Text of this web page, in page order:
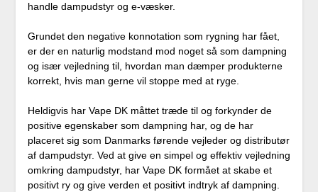
handle dampudstyr og e-væsker.
Grundet den negative konnotation som rygning har fået,
er der en naturlig modstand mod noget så som dampning
og især vejledning til, hvordan man dæmper produkterne
korrekt, hvis man gerne vil stoppe med at ryge.
Heldigvis har Vape DK måttet træde til og forkynder de
positive egenskaber som dampning har, og de har
placeret sig som Danmarks førende vejleder og distributør
af dampudstyr. Ved at give en simpel og effektiv vejledning
omkring dampudstyr, har Vape DK formået at skabe et
positivt ry og give verden et positivt indtryk af dampning.